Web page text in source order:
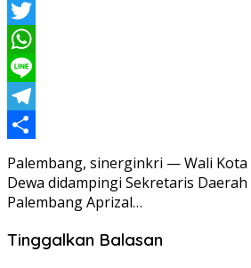
Facebook
Twitter
WhatsApp
Line
Telegram
Share
Palembang, sinerginkri — Wali Kota
Dewa didampingi Sekretaris Daerah
Palembang Aprizal…
Tinggalkan Balasan